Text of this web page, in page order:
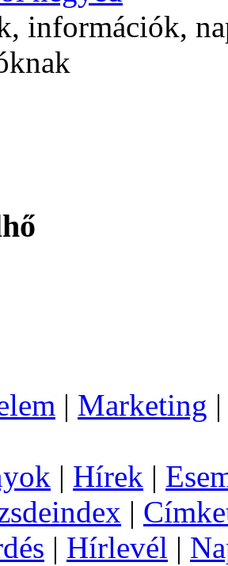
információk,
| Marketing
| Hírek |
|
| Hírlevél |